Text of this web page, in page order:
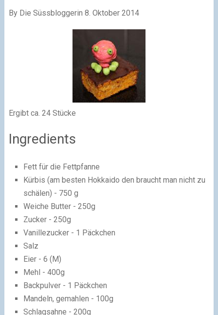
By Die Süssbloggerin 8. Oktober 2014
Ergibt ca. 24 Stücke
Ingredients
Fett für die Fettpfanne
Kürbis (am besten Hokkaido den braucht man nicht zu
schälen) - 750 g
Weiche Butter - 250g
Zucker - 250g
Vanillezucker - 1 Päckchen
Salz
Eier - 6 (M)
Mehl - 400g
Backpulver - 1 Päckchen
Mandeln, gemahlen - 100g
Schlagsahne - 200g